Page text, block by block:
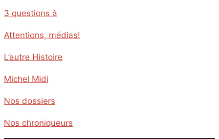
3 questions à
Attentions, médias!
L’autre Histoire
Michel Midi
Nos dossiers
Nos chroniqueurs